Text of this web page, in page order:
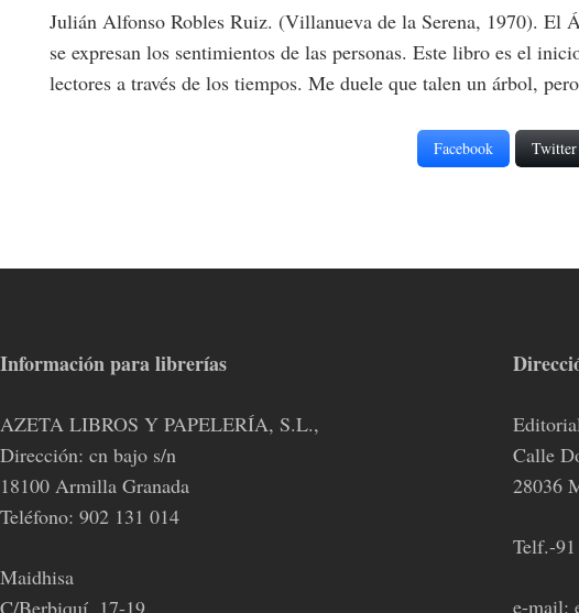
Julián Alfonso Robles Ruiz. (Villanueva de la Serena, 1970). El
se expresan los sentimientos de las personas. Este libro es el
lectores a través de los tiempos. Me duele que talen un árbol,
Facebook Twitter
Información para librerías
AZETA LIBROS Y PAPELERÍA, S.L.,
Dirección: cn bajo s/n
18100 Armilla Granada
Teléfono: 902 131 014
Maidhisa
C/Berbiquí, 17-19
Calle
28036
Telf.-
e-mail: